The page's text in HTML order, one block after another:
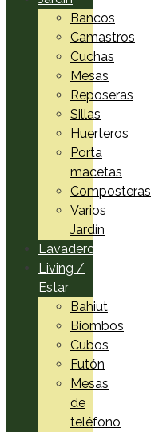
Bancos
Camastros
Cuchas
Mesas
Reposeras
Sillas
Huerteros
Porta
macetas
Composteras
Varios
Jardín
Lavadero
Living /
Estar
Bahiut
Biombos
Cubos
Futón
Mesas
de
teléfono